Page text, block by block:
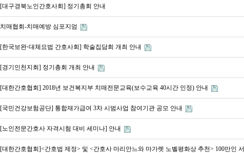
[대구경북노인간호사회] 정기총회 안내
치매협회-치매예방 심포지엄
[한국보완⋅대체요법 간호사회] 학술집담회 개최 안내
[경기인천지회] 정기총회 개최 안내
[대한간호협회] 2018년 보건복지부 치매전문교육(보수교육 40시간 인정) 안내
[국민건강보험공단] 통합재가급여 3차 시범사업 참여기관 공모 안내
[노인전문간호사 자격시험 대비 세미나] 안내
[대한간호협회]<간호법 제정> 및 <간호사 마리안느와 마가렛 노벨평화상 추천> 100만인 서